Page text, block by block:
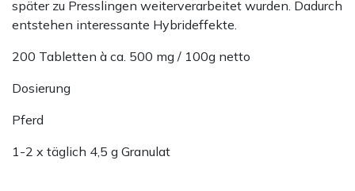
später zu Presslingen weiterverarbeitet wurden. Dadurch
entstehen interessante Hybrideffekte.
200 Tabletten à ca. 500 mg / 100g netto
Dosierung
Pferd
1-2 x täglich 4,5 g Granulat